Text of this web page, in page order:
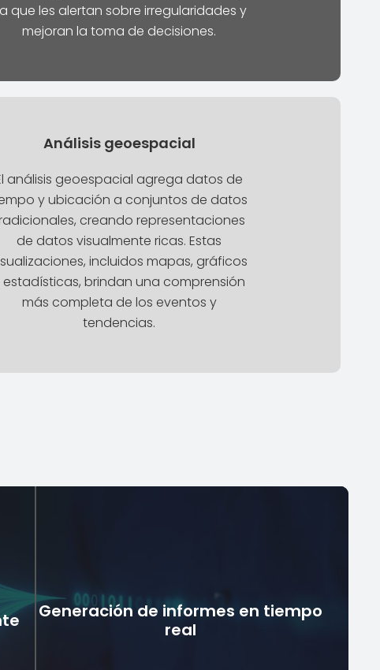
que les alertan sobre irregularidades y
mejoran la toma de decisiones.
Análisis geoespacial
análisis geoespacial agrega datos de
y ubicación a conjuntos de datos
creando representaciones
de datos visualmente ricas. Estas
incluidos mapas, gráficos
estadísticas, brindan una comprensión
más completa de los eventos y
tendencias.
Generación de informes en tiempo
real